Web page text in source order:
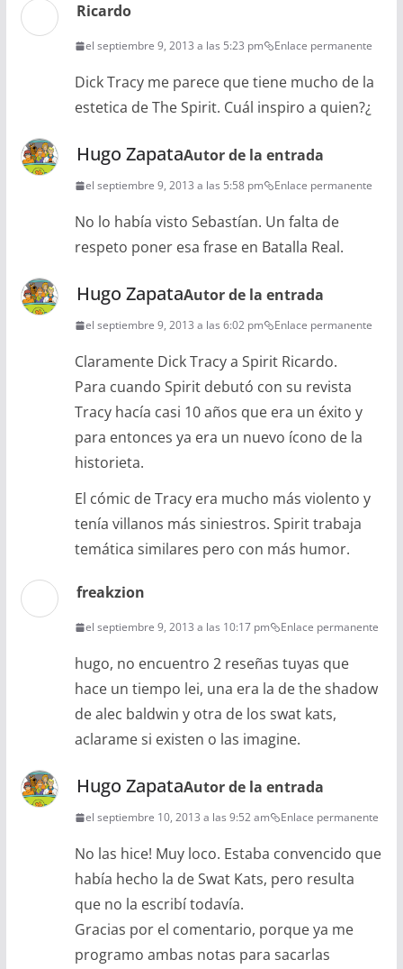
Ricardo
el septiembre 9, 2013 a las 5:23 pm Enlace permanente
Dick Tracy me parece que tiene mucho de la
estetica de The Spirit. Cuál inspiro a quien?¿
Hugo ZapataAutor de la entrada
el septiembre 9, 2013 a las 5:58 pm Enlace permanente
No lo había visto Sebastían. Un falta de
respeto poner esa frase en Batalla Real.
Hugo ZapataAutor de la entrada
el septiembre 9, 2013 a las 6:02 pm Enlace permanente
Claramente Dick Tracy a Spirit Ricardo.
Para cuando Spirit debutó con su revista
Tracy hacía casi 10 años que era un éxito y
para entonces ya era un nuevo ícono de la
historieta.
El cómic de Tracy era mucho más violento y
tenía villanos más siniestros. Spirit trabaja
temática similares pero con más humor.
freakzion
el septiembre 9, 2013 a las 10:17 pm Enlace permanente
hugo, no encuentro 2 reseñas tuyas que
hace un tiempo lei, una era la de the shadow
de alec baldwin y otra de los swat kats,
aclarame si existen o las imagine.
Hugo ZapataAutor de la entrada
el septiembre 10, 2013 a las 9:52 am Enlace permanente
No las hice! Muy loco. Estaba convencido que
había hecho la de Swat Kats, pero resulta
que no la escribí todavía.
Gracias por el comentario, porque ya me
programo ambas notas para sacarlas